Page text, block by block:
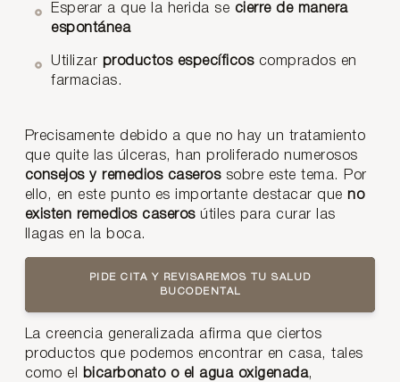
Esperar a que la herida se cierre de manera
espontánea
Utilizar productos específicoscomprados en
farmacias.
Precisamente debido a que no hay un tratamiento
que quite las úlceras, han proliferado numerosos
consejos y remedios caserossobre este tema. Por
ello, en este punto es importante destacar queno
existen remedios caserosútiles para curar las
llagas en la boca.
PIDE CITA Y REVISAREMOS TU SALUD
BUCODENTAL
La creencia generalizada afirma que ciertos
productos que podemos encontrar en casa, tales
como el
bicarbonato o el agua oxigenada,